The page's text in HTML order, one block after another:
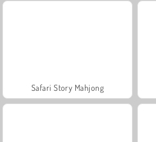
Safari Story Mahjong